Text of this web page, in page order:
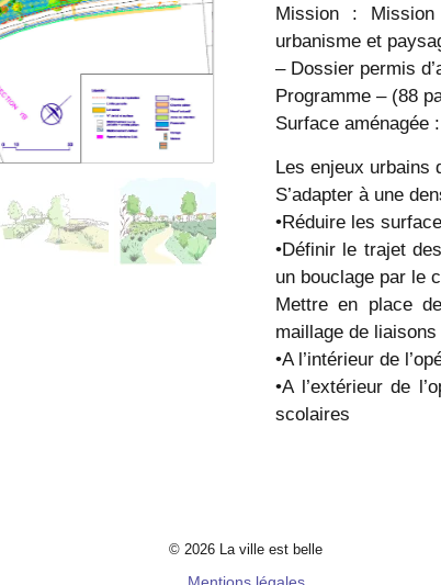
Mission : Mission
urbanisme et
– Dossier permis
Programme – (88
Surface aménagée
Les enjeux urbains
S’adapter à une
•Réduire les
•Définir le trajet
un bouclage par le
Mettre en place
maillage de
•A l’intérieur de
•A l’extérieur de
scolaires
© 2026 La ville est belle